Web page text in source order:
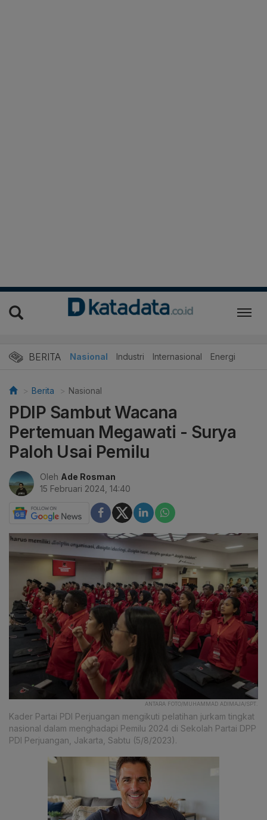
BERITA Nasional Industri Internasional Energi
Berita Nasional
PDIP Sambut Wacana
Pertemuan Megawati - Surya
Paloh Usai Pemilu
Oleh Ade Rosman
15 Februari 2024, 14:40
ANTARA FOTO/MUHAMMAD ADIMAJA/SPT.
Kader Partai PDI Perjuangan mengikuti pelatihan jurkam tingkat
nasional dalam menghadapi Pemilu 2024 di Sekolah Partai DPP
PDI Perjuangan, Jakarta, Sabtu (5/8/2023).